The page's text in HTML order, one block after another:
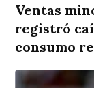
Ventas
registró
consumo